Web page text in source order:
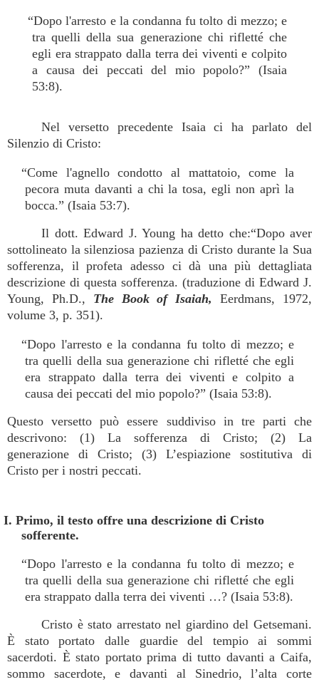
“Dopo l'arresto e la condanna fu tolto di mezzo; e
tra quelli della sua generazione chi rifletté che
egli era strappato dalla terra dei viventi e colpito
a causa dei peccati del mio popolo?” (Isaia
53:8).
Nel versetto precedente Isaia ci ha parlato del
Silenzio di Cristo:
“Come l'agnello condotto al mattatoio, come la
pecora muta davanti a chi la tosa, egli non aprì la
bocca.” (Isaia 53:7).
Il dott. Edward J. Young ha detto che:“Dopo aver
sottolineato la silenziosa pazienza di Cristo durante la Sua
sofferenza, il profeta adesso ci dà una più dettagliata
descrizione di questa sofferenza. (traduzione di Edward J.
Young, Ph.D., The Book of Isaiah,
Eerdmans, 1972,
volume 3, p. 351).
“Dopo l'arresto e la condanna fu tolto di mezzo; e
tra quelli della sua generazione chi rifletté che egli
era strappato dalla terra dei viventi e colpito a
causa dei peccati del mio popolo?” (Isaia 53:8).
Questo versetto può essere suddiviso in tre parti che
descrivono: (1) La sofferenza di Cristo; (2) La
generazione di Cristo; (3) L’espiazione sostitutiva di
Cristo per i nostri peccati.
I. Primo, il testo offre una descrizione di Cristo
sofferente.
“Dopo l'arresto e la condanna fu tolto di mezzo; e
tra quelli della sua generazione chi rifletté che egli
era strappato dalla terra dei viventi …? (Isaia 53:8).
Cristo è stato arrestato nel giardino del Getsemani.
È stato portato dalle guardie del tempio ai sommi
sacerdoti. È stato portato prima di tutto davanti a Caifa,
sommo sacerdote, e davanti al Sinedrio, l’alta corte